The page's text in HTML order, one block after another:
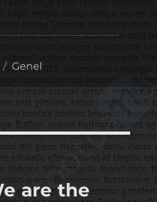
Kategoriler
Genel
are the